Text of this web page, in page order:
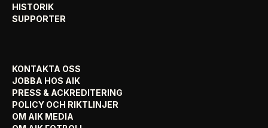
HISTORIK
SUPPORTER
KONTAKTA OSS
JOBBA HOS AIK
PRESS & ACKREDITERING
POLICY OCH RIKTLINJER
OM AIK MEDIA